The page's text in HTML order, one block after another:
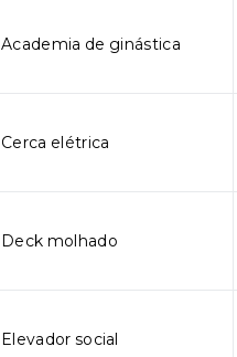
Academia de ginástica
Cerca elétrica
Deck molhado
Elevador social